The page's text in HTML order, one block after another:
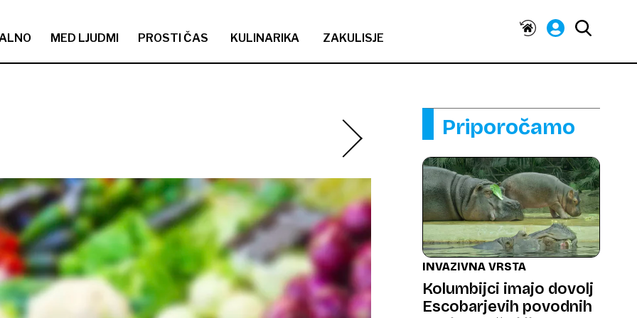
MED LJUDMI PROSTI ČAS KULINARIKA ZAKULISJE
Priporočamo
INVAZIVNA VRSTA
Kolumbijci imajo dovolj
Escobarjevih povodnih